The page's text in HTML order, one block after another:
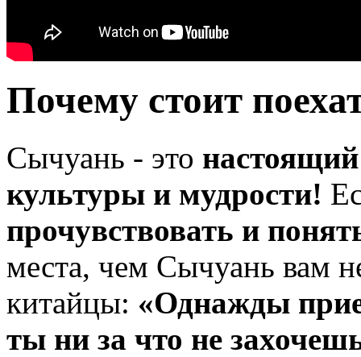
Почему стоит
Сычуань - это
культуры и мудрости!
прочувствовать и
места, чем Сычуань вам
китайцы: «Однажды
ты ни за что не